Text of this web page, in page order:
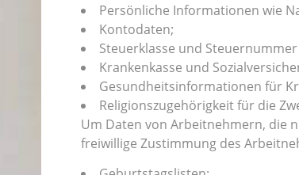
Persönliche Informationen wie
Kontodaten;
Steuerklasse und
Krankenkasse und
Gesundheitsinformationen für
Religionszugehörigkeit für die
Um Daten von Arbeitnehmern, die
freiwillige Zustimmung des